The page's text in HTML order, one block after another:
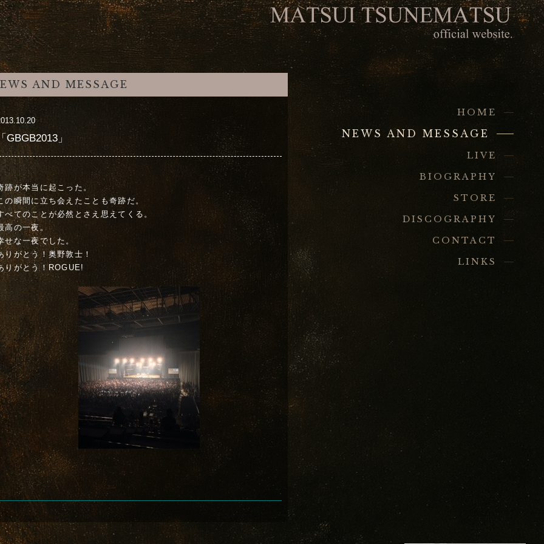
HOME
NEWS AND MESSAGE
LIVE
BIOGRAPHY
STORE
DISCOGRAPHY
CONTACT
LINKS
AND MESSAGE
GBGB2013」
跡が本当に起こった。
の瞬間に立ち会えたことも奇跡だ。
べてのことが必然とさえ思えてくる。
高の一夜。
せな一夜でした。
りがとう！奥野敦士！
りがとう！ROGUE!